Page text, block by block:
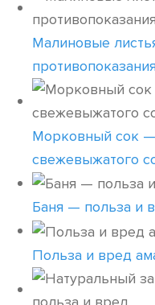
Малиновые
противопоказания
Морковный сок
свежевыжатого
Баня — польза и
Польза и вред